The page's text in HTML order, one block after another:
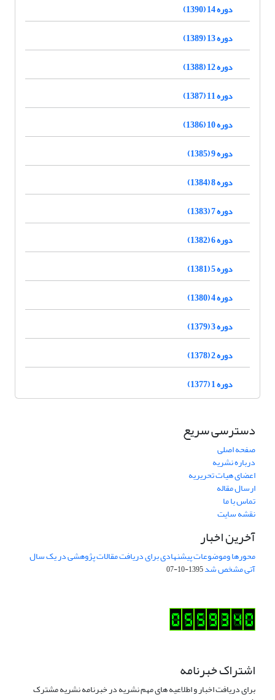
دوره 14 (1390)
دوره 13 (1389)
دوره 12 (1388)
دوره 11 (1387)
دوره 10 (1386)
دوره 9 (1385)
دوره 8 (1384)
دوره 7 (1383)
دوره 6 (1382)
دوره 5 (1381)
دوره 4 (1380)
دوره 3 (1379)
دوره 2 (1378)
دوره 1 (1377)
دسترسی سریع
صفحه اصلی
درباره نشریه
اعضای هیات تحریریه
ارسال مقاله
تماس با ما
نقشه سایت
آخرین اخبار
محورها وموضوعات پیشنهادی برای دریافت مقالات پژوهشی در یک سال
آتی مشخص شد1395-10-07
اشتراک خبرنامه
برای دریافت اخبار و اطلاعیه های مهم نشریه در خبرنامه نشریه مشترک